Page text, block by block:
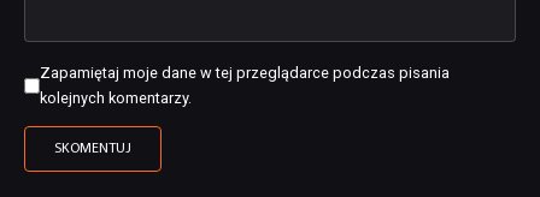
Zapamiętaj moje dane w tej przeglądarce podczas pisania
kolejnych komentarzy.